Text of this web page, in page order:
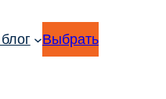
Выбрать